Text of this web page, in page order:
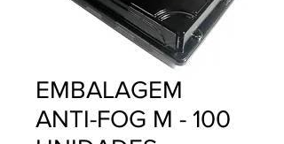
EMBALAGEM
ANTI-FOG M - 100